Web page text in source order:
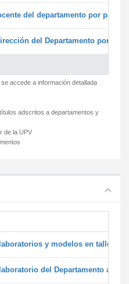
del departamento por parte
del Departamento por
accede a información detallada
adscritos a departamentos y
de la UPV
y modelos en
del Departamento a la